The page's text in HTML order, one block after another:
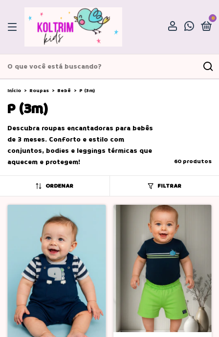
0
Início > Roupas > Bebê > P (3m)
P (3m)
Descubra roupas encantadoras para bebês
de 3 meses. Conforto e estilo com
conjuntos, bodies e leggings térmicas que
aquecem e protegem!
60 produtos
ORDENAR FILTRAR